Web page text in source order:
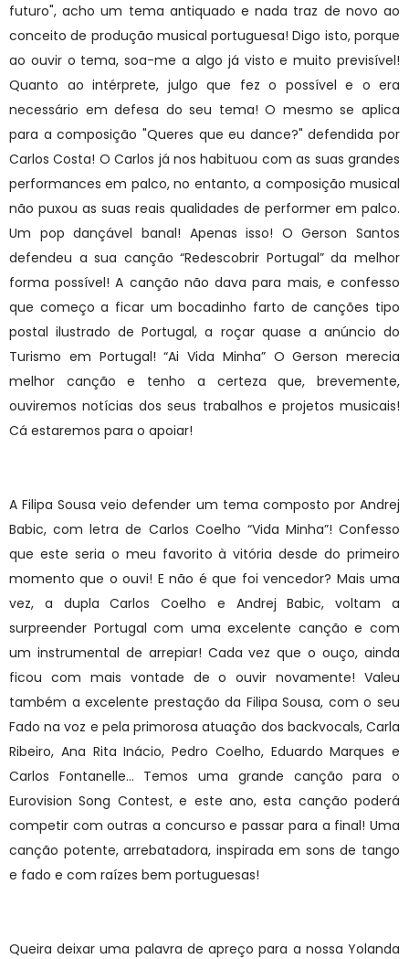
futuro", acho um tema antiquado e nada traz de novo ao
conceito de produção musical portuguesa! Digo isto, porque
ao ouvir o tema, soa-me a algo já visto e muito previsível!
Quanto ao intérprete, julgo que fez o possível e o era
necessário em defesa do seu tema! O mesmo se aplica
para a composição "Queres que eu dance?" defendida por
Carlos Costa! O Carlos já nos habituou com as suas grandes
performances em palco, no entanto, a composição musical
não puxou as suas reais qualidades de performer em palco.
Um pop dançável banal! Apenas isso! O Gerson Santos
defendeu a sua canção “Redescobrir Portugal” da melhor
forma possível! A canção não dava para mais, e confesso
que começo a ficar um bocadinho farto de canções tipo
postal ilustrado de Portugal, a roçar quase a anúncio do
Turismo em Portugal! “Ai Vida Minha” O Gerson merecia
melhor canção e tenho a certeza que, brevemente,
ouviremos notícias dos seus trabalhos e projetos musicais!
Cá estaremos para o apoiar!
A Filipa Sousa veio defender um tema composto por Andrej
Babic, com letra de Carlos Coelho “Vida Minha”! Confesso
que este seria o meu favorito à vitória desde do primeiro
momento que o ouvi! E não é que foi vencedor? Mais uma
vez, a dupla Carlos Coelho e Andrej Babic, voltam a
surpreender Portugal com uma excelente canção e com
um instrumental de arrepiar! Cada vez que o ouço, ainda
ficou com mais vontade de o ouvir novamente! Valeu
também a excelente prestação da Filipa Sousa, com o seu
Fado na voz e pela primorosa atuação dos backvocals, Carla
Ribeiro, Ana Rita Inácio, Pedro Coelho, Eduardo Marques e
Carlos Fontanelle… Temos uma grande canção para o
Eurovision Song Contest, e este ano, esta canção poderá
competir com outras a concurso e passar para a final! Uma
canção potente, arrebatadora, inspirada em sons de tango
e fado e com raízes bem portuguesas!
Queira deixar uma palavra de apreço para a nossa Yolanda